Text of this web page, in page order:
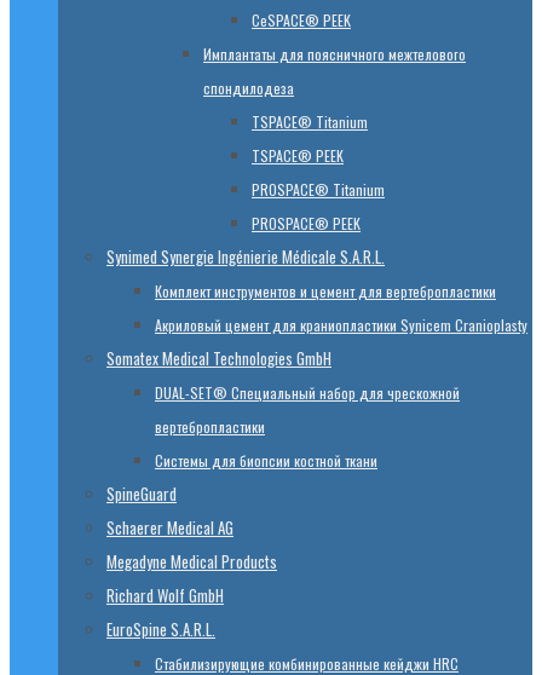
CeSPACE® PEEK
Имплантаты для поясничного межтелового
спондилодеза
TSPACE® Titanium
TSPACE® PEEK
PROSPACE® Titanium
PROSPACE® PEEK
Synimed Synergie Ingénierie Médicale S.A.R.L.
Комплект инструментов и цемент для вертебропластики
Акриловый цемент для краниопластики Synicem Cranioplasty
Somatex Medical Technologies GmbH
DUAL-SET® Специальный набор для чрескожной
вертебропластики
Системы для биопсии костной ткани
SpineGuard
Schaerer Medical AG
Megadyne Medical Products
Richard Wolf GmbH
EuroSpine S.A.R.L.
Стабилизирующие комбинированные кейджи HRC